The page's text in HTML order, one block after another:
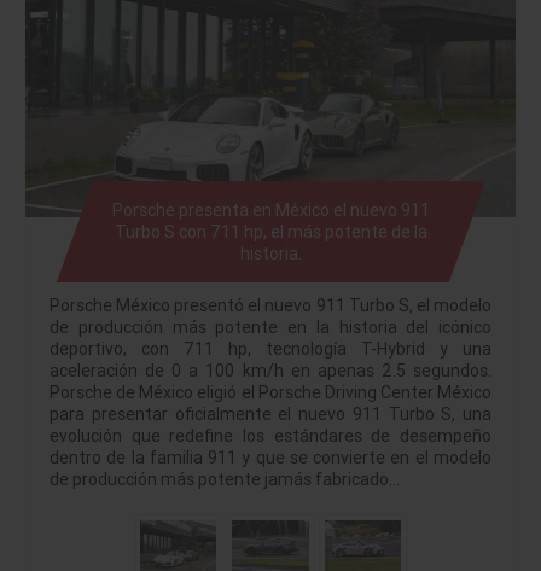
Porsche presenta en México el nuevo 911
Turbo S con 711 hp, el más potente de la
historia.
Porsche México presentó el nuevo 911 Turbo S, el modelo
de producción más potente en la historia del icónico
deportivo, con 711 hp, tecnología T-Hybrid y una
aceleración de 0 a 100 km/h en apenas 2.5 segundos.
Porsche de México eligió el Porsche Driving Center México
para presentar oficialmente el nuevo 911 Turbo S, una
evolución que redefine los estándares de desempeño
dentro de la familia 911 y que se convierte en el modelo
de producción más potente jamás fabricado…